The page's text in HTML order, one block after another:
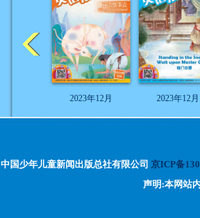
2023年12月 2023年12月
中国少年儿童新闻出版总社有限公司 京ICP备
声明:本网站